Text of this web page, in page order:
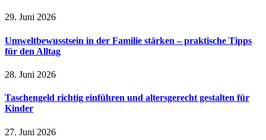
29. Juni 2026
Umweltbewusstsein in der Familie stärken – praktische Tipps
für den Alltag
28. Juni 2026
Taschengeld richtig einführen und altersgerecht gestalten für
Kinder
27. Juni 2026